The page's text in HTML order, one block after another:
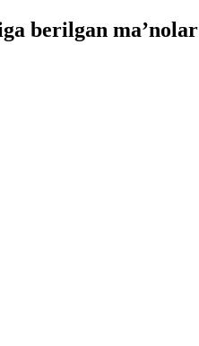
berilgan ma’nolar